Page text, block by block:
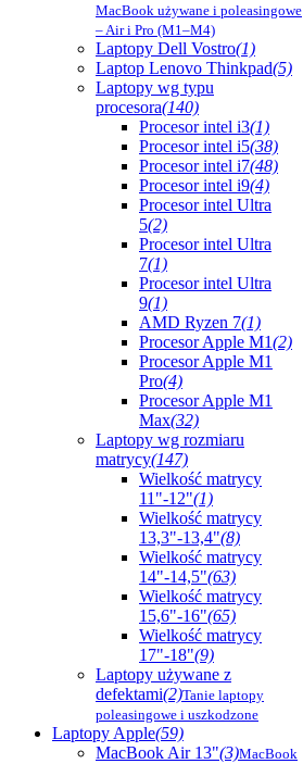
MacBook używane i poleasingowe
– Air i Pro (M1–M4)
Laptopy Dell Vostro(1)
Laptop Lenovo Thinkpad(5)
Laptopy wg typu
procesora(140)
Procesor intel i3(1)
Procesor intel i5(38)
Procesor intel i7(48)
Procesor intel i9(4)
Procesor intel Ultra
5(2)
Procesor intel Ultra
7(1)
Procesor intel Ultra
9(1)
AMD Ryzen 7(1)
Procesor Apple M1(2)
Procesor Apple M1
Pro(4)
Procesor Apple M1
Max(32)
Laptopy wg rozmiaru
matrycy(147)
Wielkość matrycy
11"-12"(1)
Wielkość matrycy
13,3"-13,4"(8)
Wielkość matrycy
14"-14,5"(63)
Wielkość matrycy
15,6"-16"(65)
Wielkość matrycy
17"-18"(9)
Laptopy używane z
defektami(2)Tanie laptopy
poleasingowe i uszkodzone
Laptopy Apple(59)
MacBook Air 13"(3)MacBook